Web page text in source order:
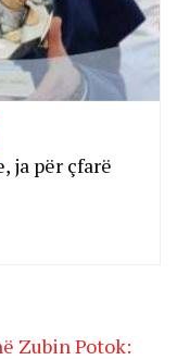
ja për çfarë
Zubin Potok: